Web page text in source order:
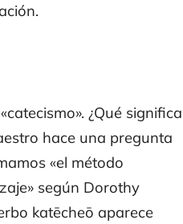
¿Qué significa
hace una pregunta
«el método
según Dorothy
katēcheō aparece